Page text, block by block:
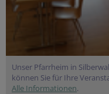
Unser Pfarrheim in
können Sie für Ihre
Alle Informationen.